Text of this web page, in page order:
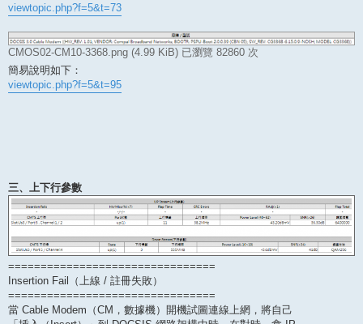
viewtopic.php?f=5&t=73
CMOS02-CM10-3368.png (4.99 KiB) 已瀏覽 82860 次
簡易說明如下：
viewtopic.php?f=5&t=95
三、上下行參數
================================
Insertion Fail（上線 / 註冊失敗）
================================
當 Cable Modem（CM，數據機）開機試圖連線上網，將自己